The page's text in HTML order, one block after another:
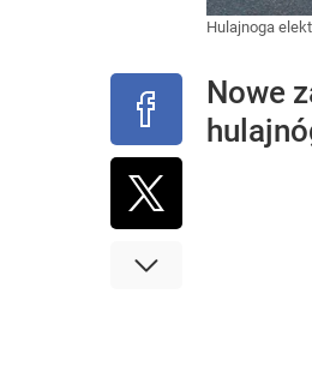
Hulajnoga
Nowe